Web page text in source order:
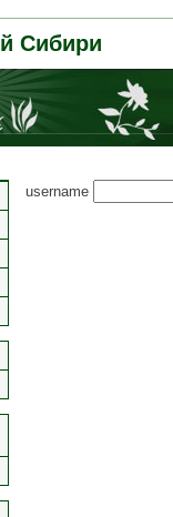
Сибири
username